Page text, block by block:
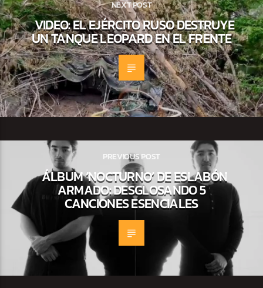
NEXT POST
VIDEO: EL EJÉRCITO RUSO DESTRUYE
UN TANQUE LEOPARD EN EL FRENTE
PREVIOUS POST
ÁLBUM ‘NOCTURNO’ DE ESLABÓN
ARMADO: DESGLOSANDO 5
CANCIONES ESENCIALES